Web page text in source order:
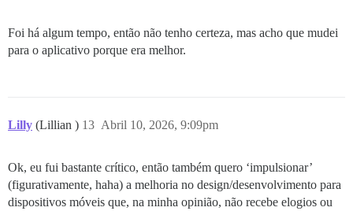
Foi há algum tempo, então não tenho certeza, mas acho que mudei
para o aplicativo porque era melhor.
Lilly (Lillian ) Abril 10, 2026, 9:09pm
13
Ok, eu fui bastante crítico, então também quero ‘impulsionar’
(figurativamente, haha) a melhoria no design/desenvolvimento para
dispositivos móveis que, na minha opinião, não recebe elogios ou